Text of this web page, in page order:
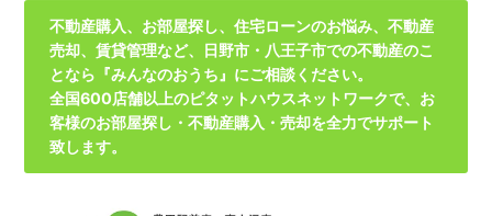
不動産購入、お部屋探し、住宅ローンのお悩み、不動産
売却、賃貸管理など、日野市・八王子市での不動産のこ
となら『みんなのおうち』にご相談ください。
全国600店舗以上のピタットハウスネットワークで、お
客様のお部屋探し・不動産購入・売却を全力でサポート
致します。